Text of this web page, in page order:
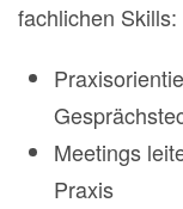
fachlichen Skills:
Meetings
Praxis